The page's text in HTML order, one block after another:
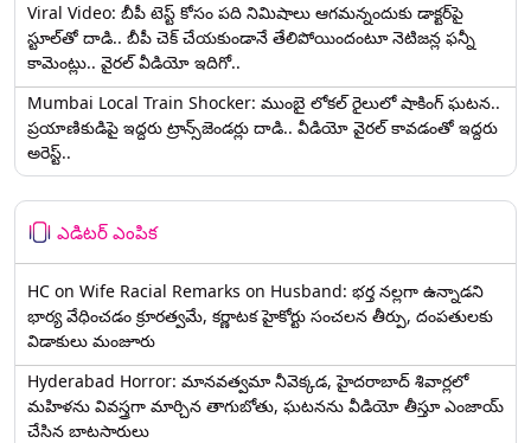
Viral Video: బీపీ టెస్ట్‌ కోసం పది నిమిషాలు ఆగమన్నందుకు డాక్టర్‌పై
స్టూల్‌తో దాడి.. బీపీ చెక్ చేయకుండానే తేలిపోయిందంటూ నెటిజన్ల ఫన్నీ
కామెంట్లు.. వైరల్ వీడియో ఇదిగో..
Mumbai Local Train Shocker: ముంబై లోకల్ రైలులో షాకింగ్ ఘటన..
ప్రయాణికుడిపై ఇద్దరు ట్రాన్స్‌జెండర్లు దాడి.. వీడియో వైరల్ కావడంతో ఇద్దరు
అరెస్ట్..
ఎడిటర్ ఎంపిక
HC on Wife Racial Remarks on Husband: భర్త న‌ల్ల‌గా ఉన్నాడ‌ని
భార్య వేధించ‌డం క్రూర‌త్వ‌మే, కర్ణాటక హైకోర్టు సంచలన తీర్పు, దంపతులకు
విడాకులు మంజూరు
Hyderabad Horror: మానవత్వమా నీవెక్కడ, హైదరాబాద్ శివార్లలో
మహిళను వివస్త్రగా మార్చిన తాగుబోతు, ఘటనను వీడియో తీస్తూ ఎంజాయ్
చేసిన బాటసారులు